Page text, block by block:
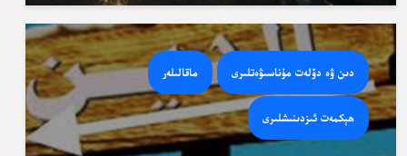
دىن ۋە دۆلەت مۇناسىۋەتلىرى ماقالىلەر
ھېكمەت ئىزدىنىشلىرى